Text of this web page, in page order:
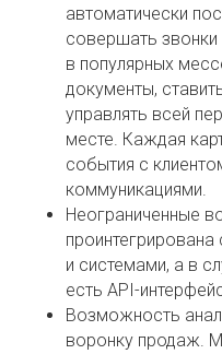
автоматически
совершать звонки
в популярных
документы,
управлять всей
месте. Каждая
события с
коммуникациями.
Неограниченные
и системами, а в
есть API-
Возможность
воронку продаж.